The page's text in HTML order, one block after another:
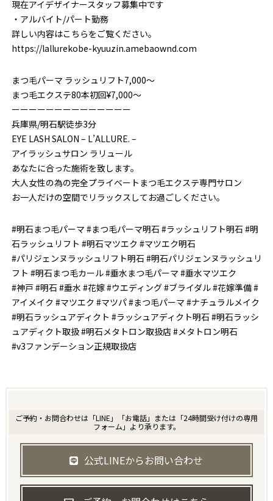
現在アイデザイナースタッフ募集中です
・アルバイト/パート勤務
詳しい内容はこちらをご覧ください。
https://lallurekobe-kyuuzin.amebaownd.com
まつ毛パーマ ラッシュリフト7,000～
まつ毛エクステ80本初回¥7,000～
ーーーーーーーーーーーーーー
兵庫県/明石駅徒歩3分
EYE LASH SALON – L’ALLURE. –
アイラッシュサロン ラリュール
あなたに合った施術を致します。
大人女性の為の完全プライベートまつ毛エクステ専門サロン
お一人だけの空間でリラックスしてお過ごしください。
#明石まつ毛パーマ #まつ毛パーマ明石 #ラッシュリフト明石 #明
石ラッシュリフト #明石マツエク #マツエク明石
#パリジェンヌラッシュリフト明石 #明石パリジェンヌラッシュリ
フト #明石まつ毛カール #垂水まつ毛パーマ #垂水マツエク
#神戸 #明石 #垂水 #花嫁 #ウエディング #ブライダル #花嫁準備 #
アイメイク #マツエク #マツパ #まつ毛パーマ #ナチュラルメイク
#明石ラッシュアディクト #ラッシュアディクト明石 #明石ラッシ
ュアディクト取扱 #明石メタトロン取扱店 #メタトロン明石
#v3ファンデーション正規取扱店
ご予約・お問合わせは「LINE」「お電話」または「24時間受け付けの専用
フォーム」より承ります。
公式LINEからお問い合わせ